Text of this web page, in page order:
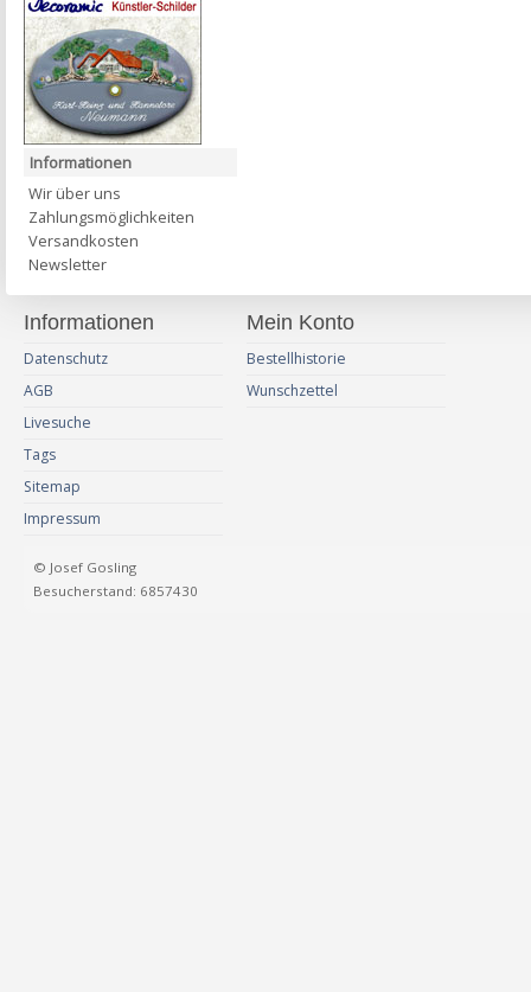
Informationen
Wir über uns
Zahlungsmöglichkeiten
Versandkosten
Newsletter
Informationen
Datenschutz
AGB
Livesuche
Tags
Sitemap
Impressum
Mein Konto
Bestellhistorie
Wunschzettel
© Josef Gosling
Besucherstand: 6857430